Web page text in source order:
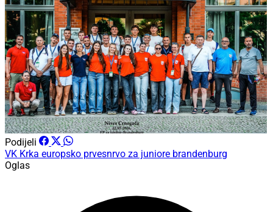
Podijeli
VK Krka europsko prvesnrvo za juniore brandenburg
Oglas